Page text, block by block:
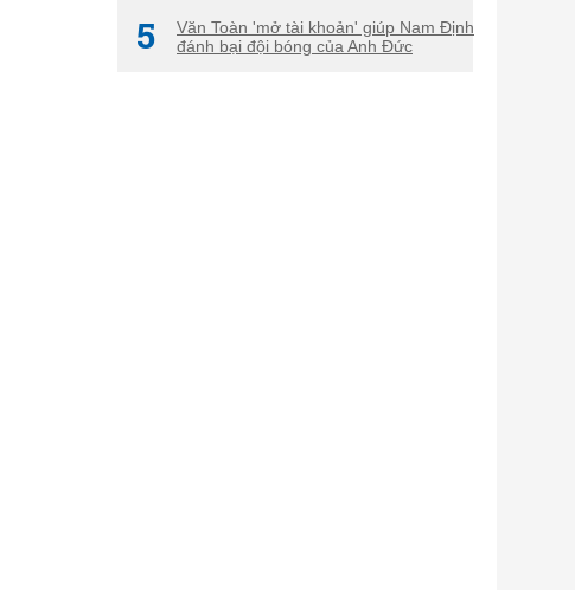
5
Văn Toàn 'mở tài khoản' giúp Nam Định
đánh bại đội bóng của Anh Đức